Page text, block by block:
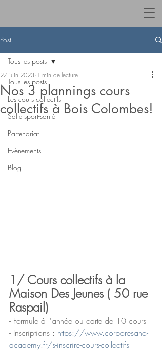
Post
Tous les posts
Les cours collectifs
Salle sport-santé
Partenariat
Evènements
Blog
Tous les posts
Nos 3 plannings cours
collectifs à Bois Colombes!
27 juin 2023 1 min de lecture
1/ Cours collectifs à la
Maison Des Jeunes ( 50 rue
Raspail)
- Formule à l'année ou carte de 10 cours
- Inscriptions : https://www.corporesano-
academy.fr/s-inscrire-cours-collectifs